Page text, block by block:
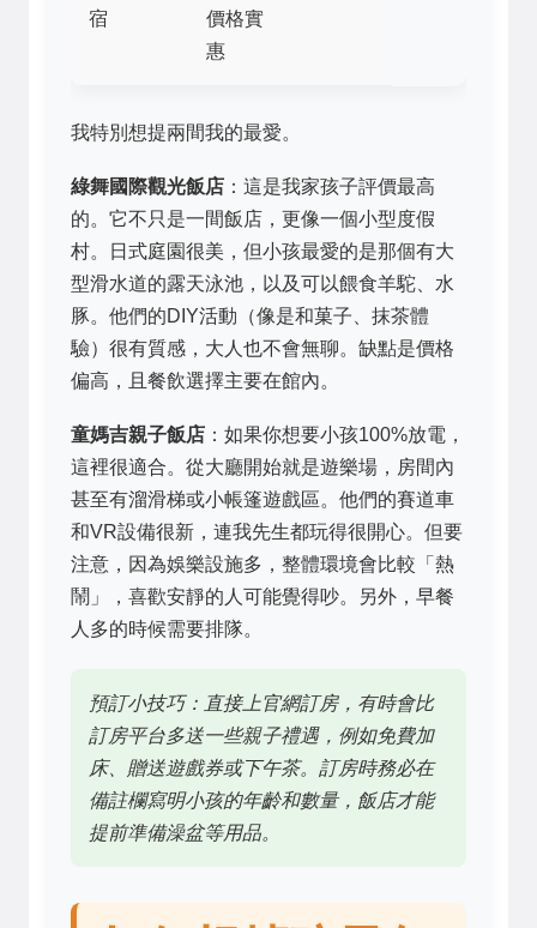
宿
價格實
惠
我特別想提兩間我的最愛。
綠舞國際觀光飯店 ：這是我家孩子評價最高
的。它不只是一間飯店，更像一個小型度假
村。日式庭園很美，但小孩最愛的是那個有大
型滑水道的露天泳池，以及可以餵食羊駝、水
豚。他們的DIY活動（像是和菓子、抹茶體
驗）很有質感，大人也不會無聊。缺點是價格
偏高，且餐飲選擇主要在館內。
童媽吉親子飯店 ：如果你想要小孩100%放電，
這裡很適合。從大廳開始就是遊樂場，房間內
甚至有溜滑梯或小帳篷遊戲區。他們的賽道車
和VR設備很新，連我先生都玩得很開心。但要
注意，因為娛樂設施多，整體環境會比較「熱
鬧」，喜歡安靜的人可能覺得吵。另外，早餐
人多的時候需要排隊。
預訂小技巧：直接上官網訂房，有時會比
訂房平台多送一些親子禮遇，例如免費加
床、贈送遊戲券或下午茶。訂房時務必在
備註欄寫明小孩的年齡和數量，飯店才能
提前準備澡盆等用品。